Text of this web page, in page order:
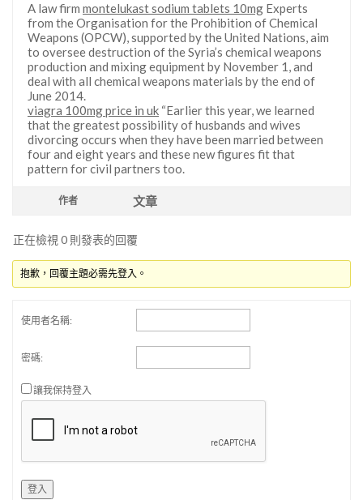
A law firm montelukast sodium tablets 10mg Experts
from the Organisation for the Prohibition of Chemical
Weapons (OPCW), supported by the United Nations, aim
to oversee destruction of the Syria’s chemical weapons
production and mixing equipment by November 1, and
deal with all chemical weapons materials by the end of
June 2014.
viagra 100mg price in uk “Earlier this year, we learned
that the greatest possibility of husbands and wives
divorcing occurs when they have been married between
four and eight years and these new figures fit that
pattern for civil partners too.
作者 文章
正在檢視 0 則發表的回覆
抱歉，回覆主題必需先登入。
使用者名稱:
密碼:
讓我保持登入
登入